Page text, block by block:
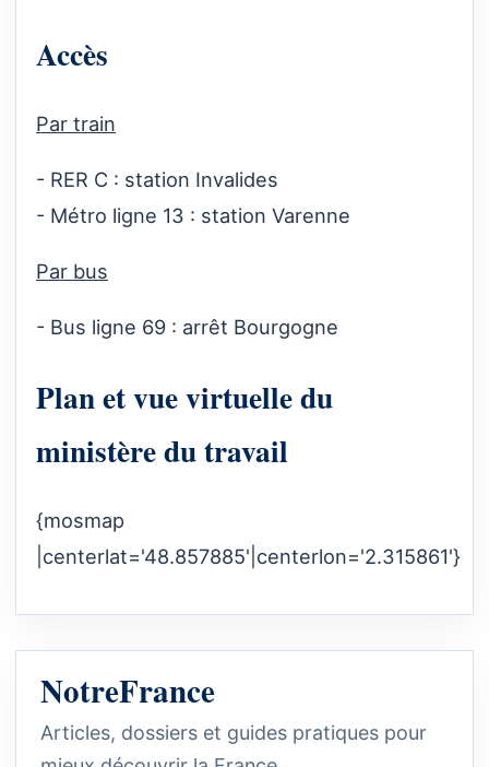
Accès
Par train
- RER C : station Invalides
- Métro ligne 13 : station Varenne
Par bus
- Bus ligne 69 : arrêt Bourgogne
Plan et vue virtuelle du
ministère du travail
{mosmap
|centerlat='48.857885'|centerlon='2.315861'}
NotreFrance
Articles, dossiers et guides pratiques pour